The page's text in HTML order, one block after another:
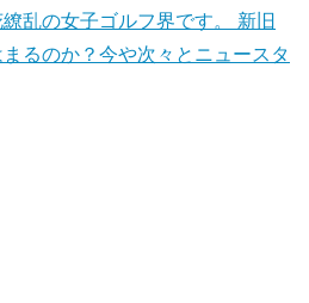
乱の女子ゴルフ界です。 新旧
るのか？今や次々とニュースタ